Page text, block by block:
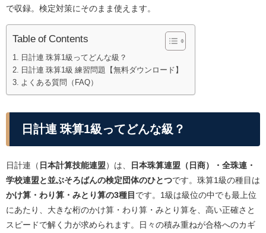
で収録。検定対策にそのまま使えます。
Table of Contents
日計連 珠算1級ってどんな級？
日計連 珠算1級 練習問題【無料ダウンロード】
よくある質問（FAQ）
日計連 珠算1級ってどんな級？
日計連（ 日本計算技能連盟 ）は、
日本珠算連盟（日商）・全珠連・
学校連盟と並ぶそろばんの検定団体のひとつです。珠算1級の種目は
かけ算・わり算・みとり算の3種目 です。1級は級位の中でも最上位
にあたり、大きな桁のかけ算・わり算・みとり算を、高い正確さと
スピードで解く力が求められます。日々の積み重ねが合格へのカギ